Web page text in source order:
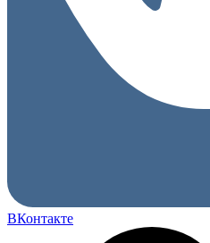
ВКонтакте